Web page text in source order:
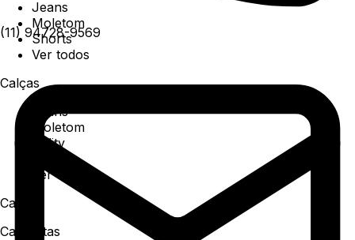
(11) 94728-9569
Jeans
Moletom
Shorts
Ver todos
Calças
Jeans
Moletom
Utility
Ver todos
Camisa
Camisetas